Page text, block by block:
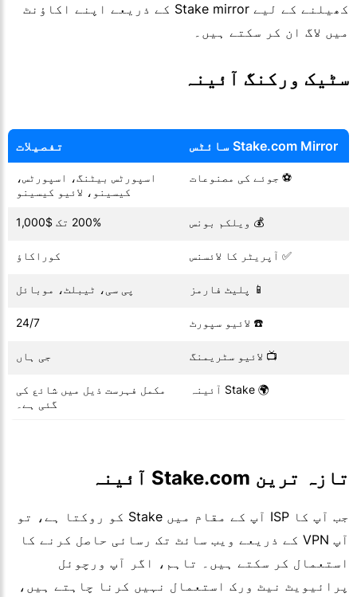
کھیلنے کے لیے Stake mirror کے ذریعے اپنے اکاؤنٹ
میں لاگ ان کر سکتے ہیں۔
سٹیک ورکنگ آئینہ
Stake.com Mirror سائٹس تفصیلات
⚽ جوئے کی مصنوعات
اسپورٹس بیٹنگ، اسپورٹس،
کیسینو، لائیو کیسینو
💰 ویلکم بونس 200% تک $1,000
✅ آپریٹر کا لائسنس کوراکاؤ
📱 پلیٹ فارمز پی سی، ٹیبلٹ، موبائل
☎️ لائیو سپورٹ 24/7
📺 لائیو سٹریمنگ جی ہاں
🌍 Stake آئینہ
مکمل فہرست ذیل میں شائع کی
گئی ہے۔
تازہ ترین Stake.com آئینہ
جب آپ کا ISP آپ کے مقام میں Stake کو روکتا ہے، تو
آپ VPN کے ذریعے ویب سائٹ تک رسائی حاصل کرنے کا
استعمال کر سکتے ہیں۔ تاہم، اگر آپ ورچوئل
پرائیویٹ نیٹ ورک استعمال نہیں کرنا چاہتے ہیں،